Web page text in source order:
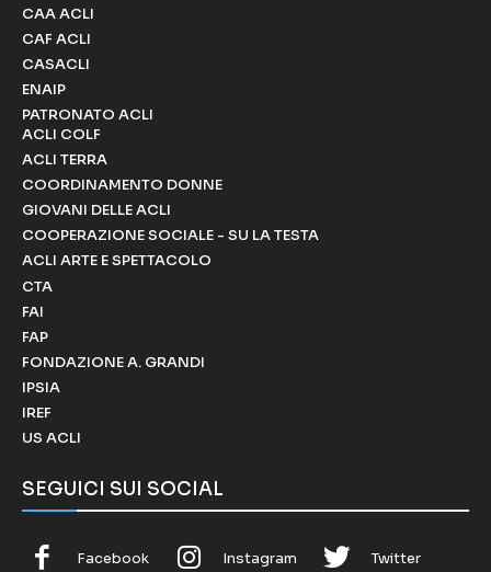
CAA ACLI
CAF ACLI
CASACLI
ENAIP
PATRONATO ACLI
ACLI COLF
ACLI TERRA
COORDINAMENTO DONNE
GIOVANI DELLE ACLI
COOPERAZIONE SOCIALE - SU LA TESTA
ACLI ARTE E SPETTACOLO
CTA
FAI
FAP
FONDAZIONE A. GRANDI
IPSIA
IREF
US ACLI
SEGUICI SUI SOCIAL
Facebook Instagram Twitter